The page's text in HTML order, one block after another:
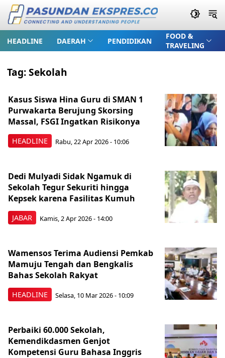
HEADLINE DAERAH PENDIDIKAN
FOOD &
TRAVELING
Tag:Sekolah
HEADLINE
Kasus Siswa Hina Guru di SMAN 1
Purwakarta Berujung Skorsing
Massal, FSGI Ingatkan Risikonya
Rabu, 22 Apr 2026 - 10:06
JABAR
Dedi Mulyadi Sidak Ngamuk di
Sekolah Tegur Sekuriti hingga
Kepsek karena Fasilitas Kumuh
Kamis, 2 Apr 2026 - 14:00
HEADLINE
Wamensos Terima Audiensi Pemkab
Mamuju Tengah dan Bengkalis
Bahas Sekolah Rakyat
Selasa, 10 Mar 2026 - 10:09
Perbaiki 60.000 Sekolah,
Kemendikdasmen Genjot
Kompetensi Guru Bahasa Inggris